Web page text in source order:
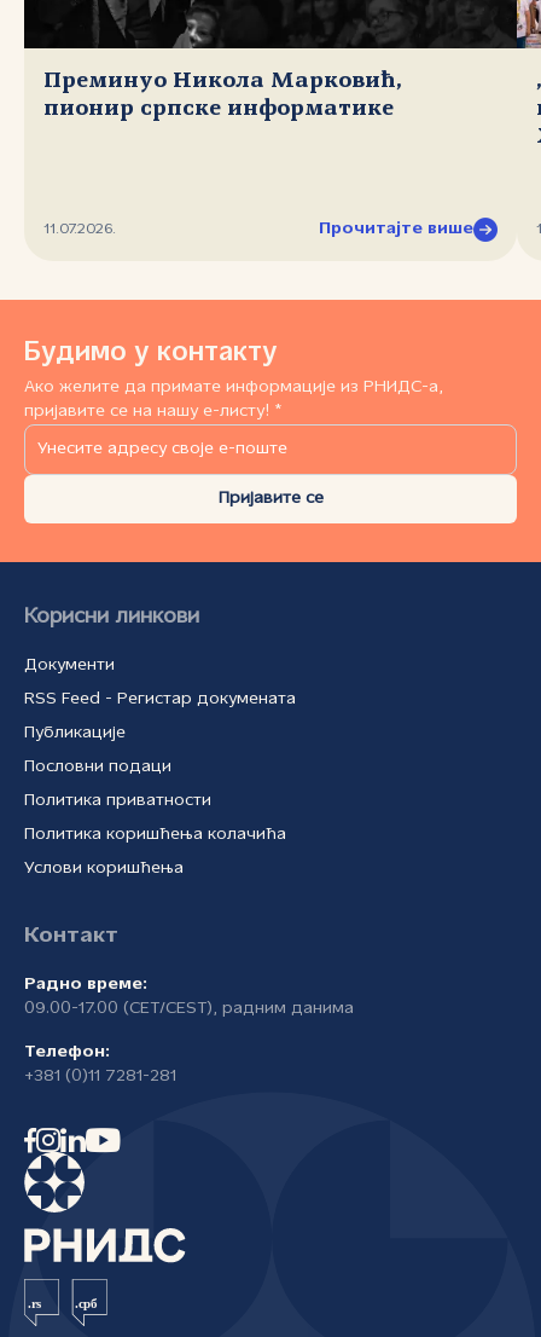
Преминуо Никола Марковић,
пионир српске информатике
11.07.2026. Прочитајте више
Будимо у контакту
Ако желите да примате информације из РНИДС-а,
пријавите се на нашу е-листу! *
Пријавите се
Корисни линкови
Документи
RSS Feed - Регистар докумената
Публикације
Пословни подаци
Политика приватности
Политика коришћења колачића
Услови коришћења
Контакт
Радно време:
09.00-17.00 (CET/CEST), радним данима
Телефон:
+381 (0)11 7281-281